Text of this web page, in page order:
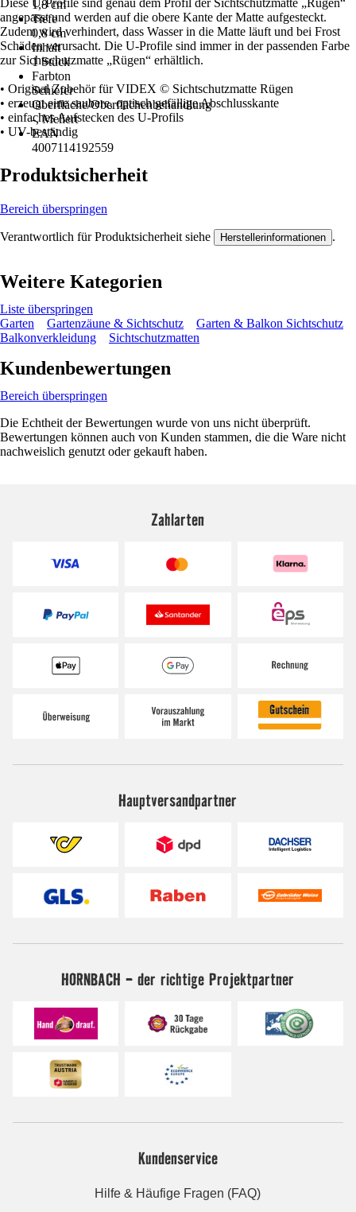
1,8 cm
Tiefe
0,8 cm
Inhalt
1 Stück
Farbton
Schiefer
Oberfläche/Oberflächenbehandlung
-, Meliert
EAN
4007114192559
Diese U-Profile sind genau dem Profil der Sichtschutzmatte „Rügen“
angepasst und werden auf die obere Kante der Matte aufgesteckt.
Zudem wird verhindert, dass Wasser in die Matte läuft und bei Frost
Schäden verursacht. Die U-Profile sind immer in der passenden Farbe
zur Sichtschutzmatte „Rügen“ erhältlich.
• Original Zubehör für VIDEX © Sichtschutzmatte Rügen
• erzeugt eine saubere, optisch gefällige Abschlusskante
• einfaches Aufstecken des U-Profils
• UV-beständig
Produktsicherheit
Bereich überspringen
Verantwortlich für Produktsicherheit siehe Herstellerinformationen .
Weitere Kategorien
Liste überspringen
Garten
Gartenzäune & Sichtschutz
Garten & Balkon Sichtschutz
Balkonverkleidung
Sichtschutzmatten
Kundenbewertungen
Bereich überspringen
Die Echtheit der Bewertungen wurde von uns nicht überprüft.
Bewertungen können auch von Kunden stammen, die die Ware nicht
nachweislich genutzt oder gekauft haben.
Zahlarten
Hauptversandpartner
HORNBACH - der richtige Projektpartner
Kundenservice
Hilfe & Häufige Fragen (FAQ)